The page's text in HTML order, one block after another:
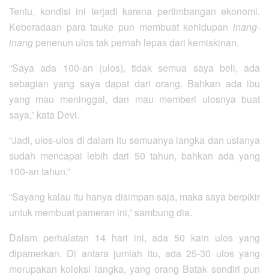
Tentu, kondisi ini terjadi karena pertimbangan ekonomi.
Keberadaan para tauke pun membuat kehidupan inang-
inang penenun ulos tak pernah lepas dari kemiskinan.
“Saya ada 100-an (ulos), tidak semua saya beli, ada
sebagian yang saya dapat dari orang. Bahkan ada ibu
yang mau meninggal, dan mau memberi ulosnya buat
saya,” kata Devi.
“Jadi, ulos-ulos di dalam itu semuanya langka dan usianya
sudah mencapai lebih dari 50 tahun, bahkan ada yang
100-an tahun.”
“Sayang kalau itu hanya disimpan saja, maka saya berpikir
untuk membuat pameran ini,” sambung dia.
Dalam perhalatan 14 hari ini, ada 50 kain ulos yang
dipamerkan. Di antara jumlah itu, ada 25-30 ulos yang
merupakan koleksi langka, yang orang Batak sendiri pun